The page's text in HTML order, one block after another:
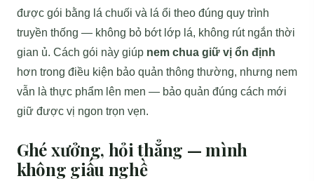
được gói bằng lá chuối và lá ổi theo đúng quy trình
truyền thống — không bỏ bớt lớp lá, không rút ngắn thời
gian ủ. Cách gói này giúp nem chua giữ vị ổn định
hơn trong điều kiện bảo quản thông thường, nhưng nem
vẫn là thực phẩm lên men — bảo quản đúng cách mới
giữ được vị ngon trọn vẹn.
Ghé xưởng, hỏi thẳng — mình
không giấu nghề